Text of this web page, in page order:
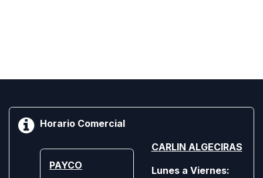
Horario Comercial
PAYCO
CARLIN ALGECIRAS
Lunes a Viernes: